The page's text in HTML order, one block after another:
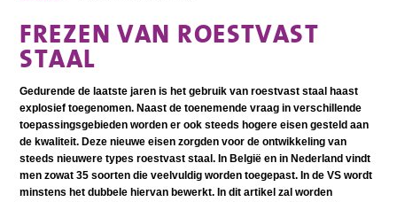
FREZEN VAN ROESTVAST
STAAL
Gedurende de laatste jaren is het gebruik van roestvast staal haast
explosief toegenomen. Naast de toenemende vraag in verschillende
toepassingsgebieden worden er ook steeds hogere eisen gesteld aan
de kwaliteit. Deze nieuwe eisen zorgden voor de ontwikkeling van
steeds nieuwere types roestvast staal. In België en in Nederland vindt
men zowat 35 soorten die veelvuldig worden toegepast. In de VS wordt
minstens het dubbele hiervan bewerkt. In dit artikel zal worden